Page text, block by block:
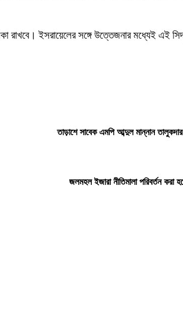
রাখবে। ইসরায়েলের সঙ্গে উত্তেজনার মধ্যেই এই
তাড়াশে সাবেক এমপি আব্দুল মান্নান
জলমহল ইজারা নীতিমালা পরিবর্তন করা